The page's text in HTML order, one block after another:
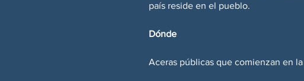
país reside en el pueblo.
Dónde
Aceras públicas que comienzan en